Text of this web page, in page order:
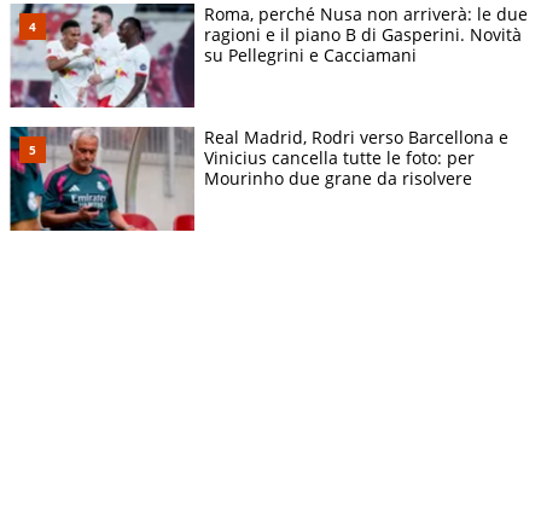
Roma, perché Nusa non arriverà: le due
ragioni e il piano B di Gasperini. Novità
su Pellegrini e Cacciamani
Real Madrid, Rodri verso Barcellona e
Vinicius cancella tutte le foto: per
Mourinho due grane da risolvere